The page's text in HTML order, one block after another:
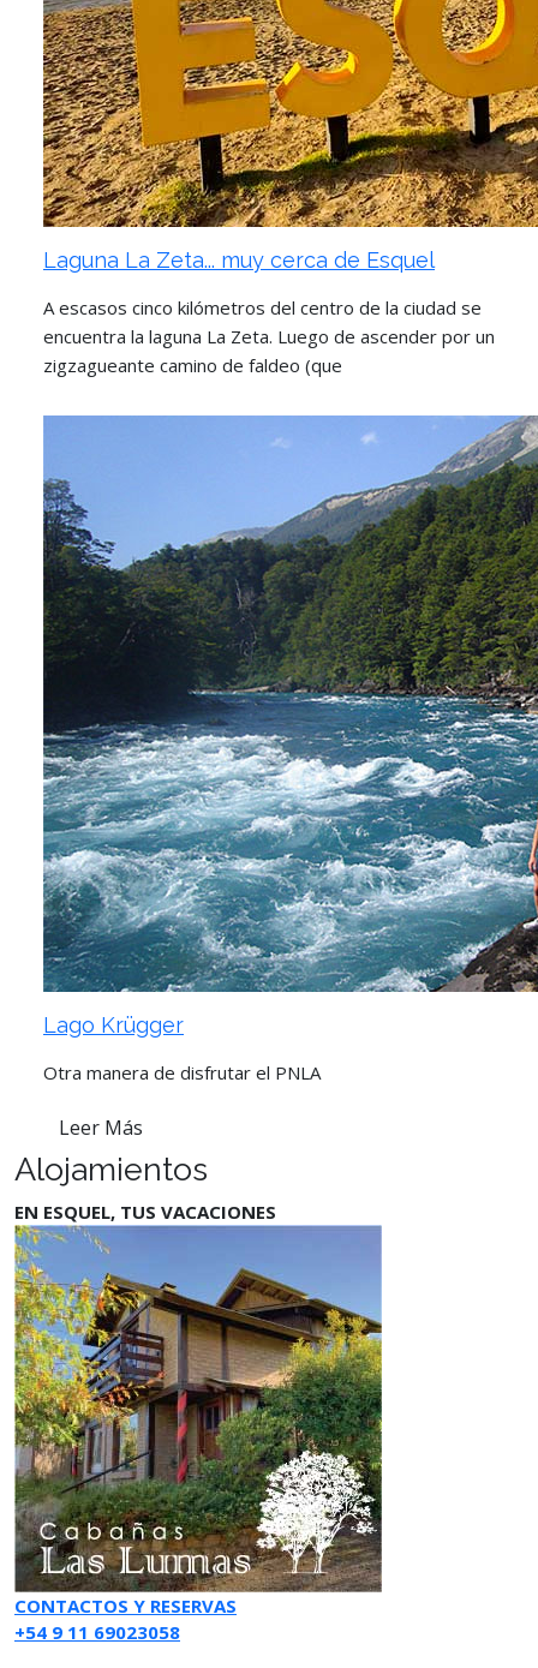
Laguna La Zeta... muy cerca de Esquel
A escasos cinco kilómetros del centro de la ciudad se
encuentra la laguna La Zeta. Luego de ascender por un
zigzagueante camino de faldeo (que
Lago Krügger
Otra manera de disfrutar el PNLA
Leer Más
Alojamientos
EN ESQUEL, TUS VACACIONES
CONTACTOS Y RESERVAS
+54 9 11 69023058